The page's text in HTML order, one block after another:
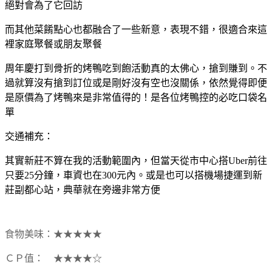
絕對會為了它回訪
而其他菜餚點心也都融合了一些新意，表現不錯，很適合來這
裡家庭聚餐或朋友聚餐
周年慶打到骨折的烤鴨吃到飽活動真的太佛心，搶到賺到。不
過就算沒有搶到訂位或是剛好沒有空也沒關係，依然覺得即便
是原價為了烤鴨來是非常值得的！是各位烤鴨控的必吃口袋名
單
交通補充：
其實新莊不算在我的活動範圍內，但當天從市中心搭Uber前往
只要25分鐘，車資也在300元內。或是也可以搭機場捷運到新
莊副都心站，典華就在旁邊非常方便
食物美味：★★★★★
ＣＰ值： ★★★★☆